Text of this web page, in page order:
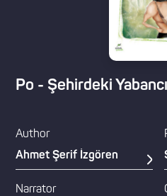
Po - Şehirdeki Yabancı
Author
Ahmet Şerif İzgören
Narrator